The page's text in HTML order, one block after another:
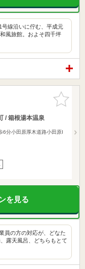
線沿いに佇む、平成元
風旅館。およそ四千坪
お気に入
りに追加
/ 箱根湯本温泉
分小田原厚木道路小田原I
を見る
員の方の対応が、どなた
露天風呂、どちらもとて